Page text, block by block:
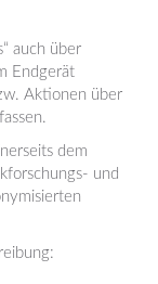
auch über
Endgerät
Aktionen über
dem
und